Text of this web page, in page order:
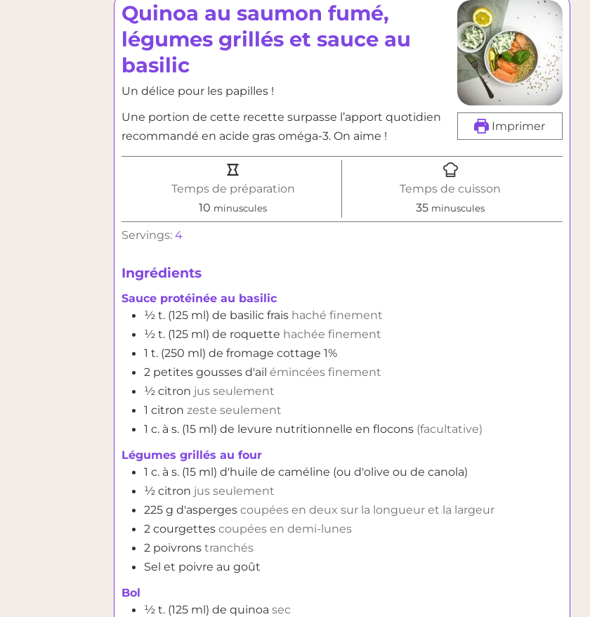
Imprimer
Quinoa au saumon fumé,
légumes grillés et sauce au
basilic
Un délice pour les papilles !
Une portion de cette recette surpasse l’apport quotidien
recommandé en acide gras oméga-3. On aime !
Temps de préparation
10 minutes
minuscules
Temps de cuisson
35minutes
minuscules
Servings: 4
Ingrédients
Sauce protéinée au basilic
½ t. (125 ml) de basilic frais haché finement
½ t. (125 ml) de roquette hachée finement
1 t. (250 ml) de fromage cottage 1%
2 petites gousses d'ail émincées finement
½ citron jus seulement
1 citron zeste seulement
1 c. à s. (15 ml) de levure nutritionnelle en flocons (facultative)
Légumes grillés au four
1 c. à s. (15 ml) d'huile de caméline (ou d'olive ou de canola)
½ citron jus seulement
225 g d'asperges coupées en deux sur la longueur et la largeur
2 courgettes coupées en demi-lunes
2 poivrons tranchés
Sel et poivre au goût
Bol
½ t. (125 ml) de quinoa sec